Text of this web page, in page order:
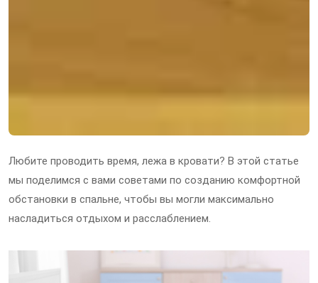
Любите проводить время, лежа в кровати? В этой статье
мы поделимся с вами советами по созданию комфортной
обстановки в спальне, чтобы вы могли максимально
насладиться отдыхом и расслаблением.